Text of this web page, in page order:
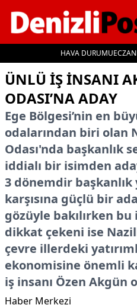
HAVA DURUMU
İçeriğe geç
ÜNLÜ IŞ INSANI
ODASI’NA ADAY
Ege Bölgesi’nin en
odalarından biri olan
Odası'nda başkanlık
iddialı bir isimden
3 dönemdir başkanlık
karşısına güçlü bir
gözüyle bakılırken
dikkat çekeni ise
çevre illerdeki
ekonomisine önemli
iş insanı Özen Akgün
Haber Merkezi